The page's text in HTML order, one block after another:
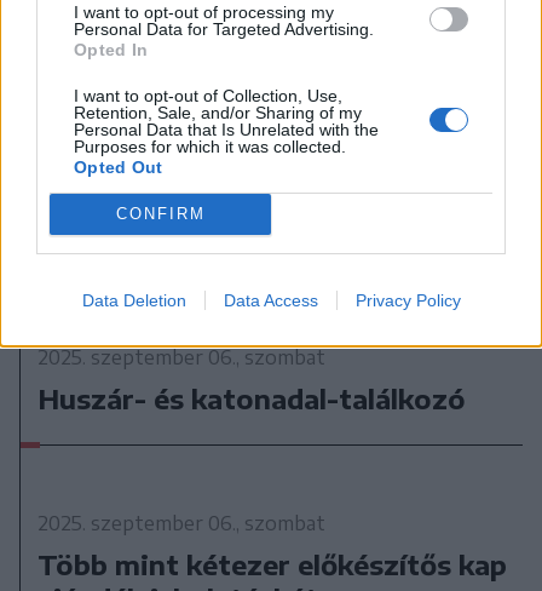
I want to opt-out of processing my
Personal Data for Targeted Advertising.
Opted In
I want to opt-out of Collection, Use,
Retention, Sale, and/or Sharing of my
Personal Data that Is Unrelated with the
Purposes for which it was collected.
Opted Out
CONFIRM
Data Deletion Data Access Privacy Policy
2025. szeptember 06., szombat
Huszár- és katonadal-találkozó
2025. szeptember 06., szombat
Több mint kétezer előkészítős kap